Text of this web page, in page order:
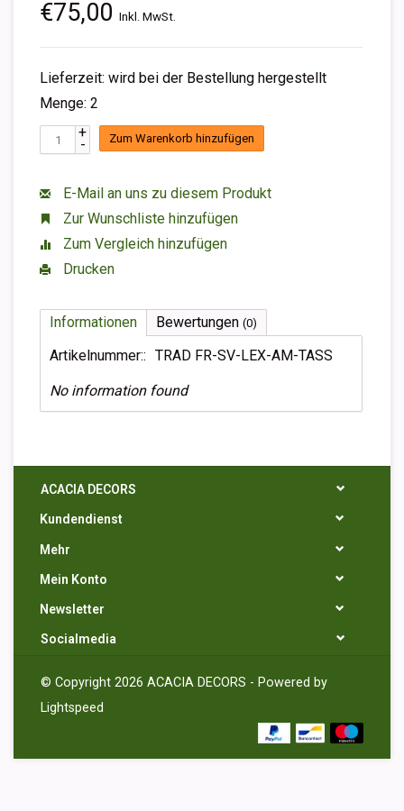
€75,00 Inkl. MwSt.
Lieferzeit: wird bei der Bestellung hergestellt
Menge: 2
+
- Zum Warenkorb hinzufügen
E-Mail an uns zu diesem Produkt
Zur Wunschliste hinzufügen
Zum Vergleich hinzufügen
Drucken
Informationen Bewertungen (0)
Artikelnummer:: TRAD FR-SV-LEX-AM-TASS
No information found
ACACIA DECORS
Kundendienst
Mehr
Mein Konto
Newsletter
Socialmedia
© Copyright 2026 ACACIA DECORS - Powered by
Lightspeed